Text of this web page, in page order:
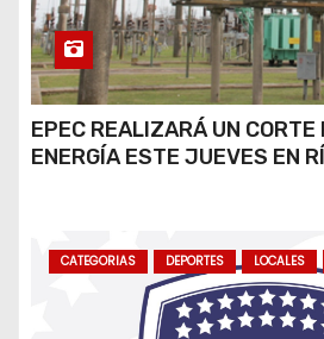
EPEC REALIZARÁ UN CORTE
ENERGÍA ESTE JUEVES EN
CATEGORIAS DEPORTES LOCALES